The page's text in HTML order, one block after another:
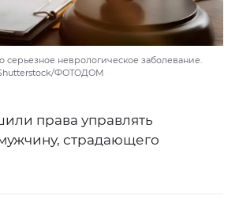
серьезное неврологическое заболевание.
Shutterstock/ФОТОДОМ
права управлять
страдающего